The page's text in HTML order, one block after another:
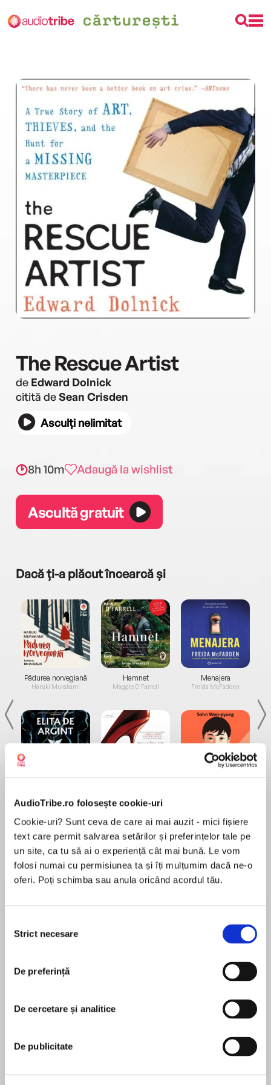
AudioTribe.ro folosește cookie-uri
Cookie-uri? Sunt ceva de care ai mai auzit - mici fișiere
text care permit salvarea setărilor și preferințelor tale pe
un site, ca tu să ai o experiență cât mai bună. Le vom
folosi numai cu permisiunea ta și îți mulțumim dacă ne-o
oferi. Poți schimba sau anula oricând acordul tău.
consimțământului
Strict necesare
De preferință
De cercetare și analitice
De publicitate
The Rescue Artist
de Edward Dolnick
citită deSean Crisden
Asculți nelimitat
8h 10m Adaugă la wishlist
Ascultă gratuit
Dacă ți-a plăcut încearcă și
Pădurea norvegiană
Haruki Murakami
de...
Dani Francis
Hamnet
Maggie O'Farrell
la...
Lauren Weisberger
Menajera
Freida McFadden
Desprecarte
In the predawn hours of a gloomy February day
most famous paintings, Edvard Munch's
Scream. It was a brazen crime committed while
the whole world was watching the opening
ceremonies of the Winter Olympics in
Norwegian police turned to the one man they
believed could help: a half English, half
American undercover cop named Charley Hill,
the world's greatest art detective.
În acest moment nu există recenzii
Edward Dolnick
Edward Dolnick is the author of Down the Great
Unknown, The Forger’s Spell, and the Edgar